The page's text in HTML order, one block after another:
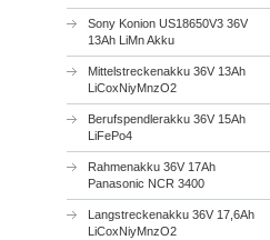
Sony Konion US18650V3 36V
13Ah LiMn Akku
Mittelstreckenakku 36V 13Ah
LiCoxNiyMnzO2
Berufspendlerakku 36V 15Ah
LiFePo4
Rahmenakku 36V 17Ah
Panasonic NCR 3400
Langstreckenakku 36V 17,6Ah
LiCoxNiyMnzO2